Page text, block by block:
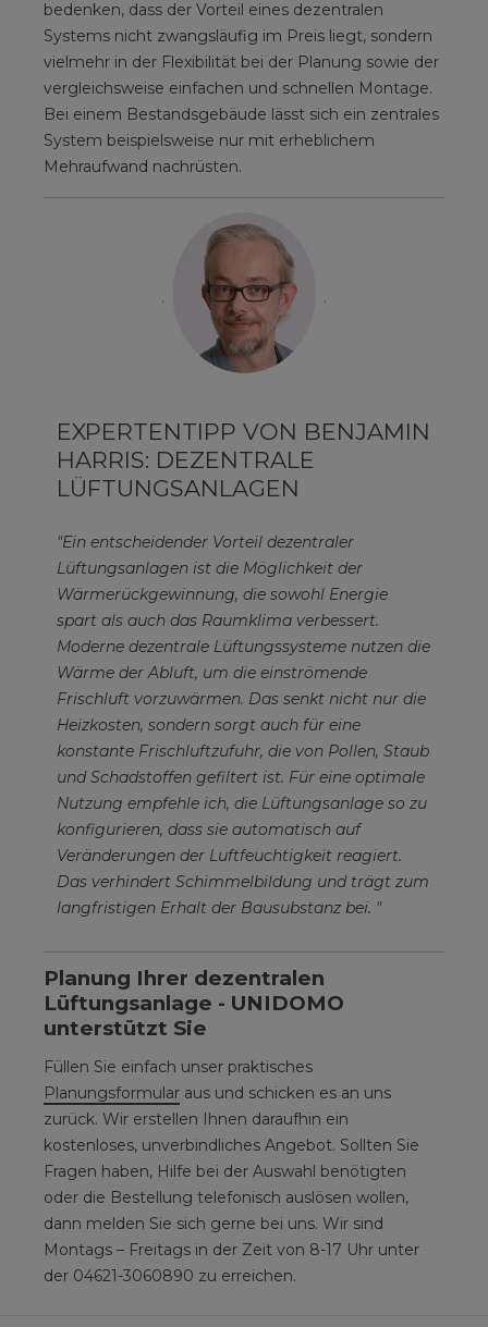
bedenken, dass der Vorteil eines dezentralen
Systems nicht zwangsläufig im Preis liegt, sondern
vielmehr in der Flexibilität bei der Planung sowie der
vergleichsweise einfachen und schnellen Montage.
Bei einem Bestandsgebäude lässt sich ein zentrales
System beispielsweise nur mit erheblichem
Mehraufwand nachrüsten.
EXPERTENTIPP VON BENJAMIN
HARRIS: DEZENTRALE
LÜFTUNGSANLAGEN
"Ein entscheidender Vorteil dezentraler
Lüftungsanlagen ist die Möglichkeit der
Wärmerückgewinnung, die sowohl Energie
spart als auch das Raumklima verbessert.
Moderne dezentrale Lüftungssysteme nutzen die
Wärme der Abluft, um die einströmende
Frischluft vorzuwärmen. Das senkt nicht nur die
Heizkosten, sondern sorgt auch für eine
konstante Frischluftzufuhr, die von Pollen, Staub
und Schadstoffen gefiltert ist. Für eine optimale
Nutzung empfehle ich, die Lüftungsanlage so zu
konfigurieren, dass sie automatisch auf
Veränderungen der Luftfeuchtigkeit reagiert.
Das verhindert Schimmelbildung und trägt zum
langfristigen Erhalt der Bausubstanz bei. "
Planung Ihrer dezentralen
Lüftungsanlage - UNIDOMO
unterstützt Sie
Füllen Sie einfach unser praktisches
Planungsformular aus und schicken es an uns
zurück. Wir erstellen Ihnen daraufhin ein
kostenloses, unverbindliches Angebot. Sollten Sie
Fragen haben, Hilfe bei der Auswahl benötigten
oder die Bestellung telefonisch auslösen wollen,
dann melden Sie sich gerne bei uns. Wir sind
Montags – Freitags in der Zeit von 8-17 Uhr unter
der 04621-3060890 zu erreichen.